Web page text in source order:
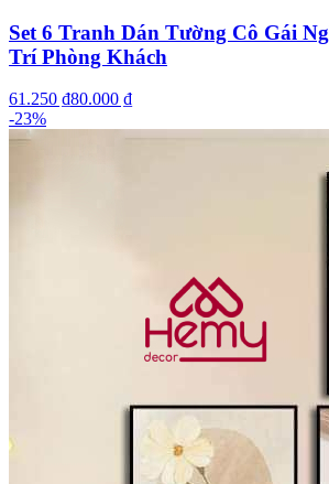
Set 6 Tranh Dán Tường Cô Gái
Trí Phòng Khách
61.250 ₫80.000 ₫
-23%